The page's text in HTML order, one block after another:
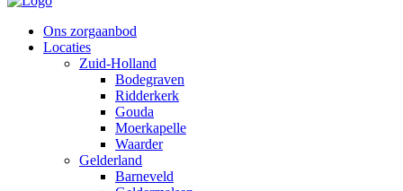
Ons zorgaanbod
Locaties
Zuid-Holland
Bodegraven
Ridderkerk
Gouda
Moerkapelle
Waarder
Gelderland
Barneveld